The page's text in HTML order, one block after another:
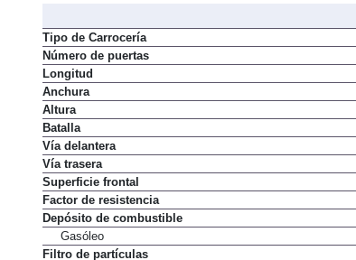
Tipo de Carrocería
Número de puertas
Longitud
Anchura
Altura
Batalla
Vía delantera
Vía trasera
Superficie frontal
Factor de resistencia
Depósito de combustible
Gasóleo